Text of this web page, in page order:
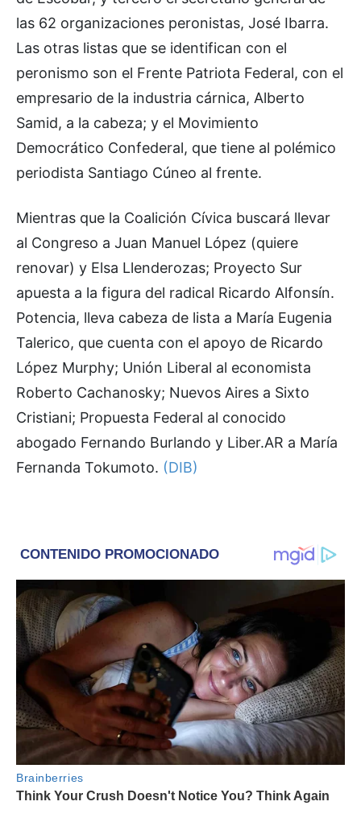
las 62 organizaciones peronistas, José Ibarra.
Las otras listas que se identifican con el
peronismo son el Frente Patriota Federal, con el
empresario de la industria cárnica, Alberto
Samid, a la cabeza; y el Movimiento
Democrático Confederal, que tiene al polémico
periodista Santiago Cúneo al frente.
Mientras que la Coalición Cívica buscará llevar
al Congreso a Juan Manuel López (quiere
renovar) y Elsa Llenderozas; Proyecto Sur
apuesta a la figura del radical Ricardo Alfonsín.
Potencia, lleva cabeza de lista a María Eugenia
Talerico, que cuenta con el apoyo de Ricardo
López Murphy; Unión Liberal al economista
Roberto Cachanosky; Nuevos Aires a Sixto
Cristiani; Propuesta Federal al conocido
abogado Fernando Burlando y Liber.AR a María
Fernanda Tokumoto. (DIB)